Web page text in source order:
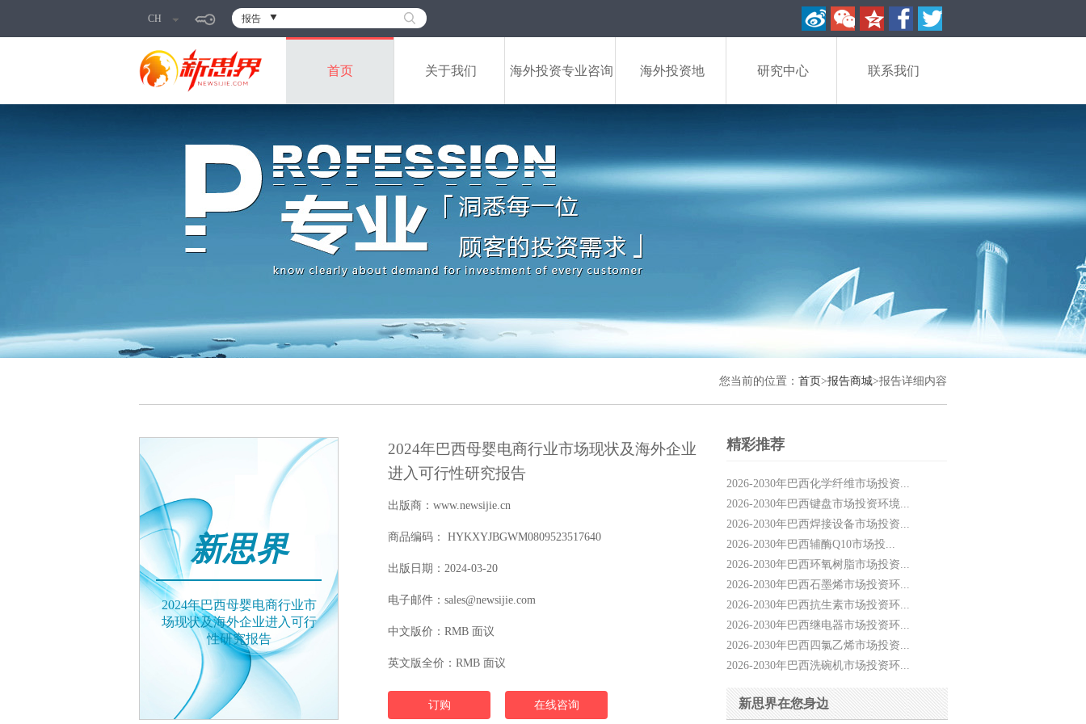
CH 报告
首页 关于我们 海外投资专业咨询 海外投资地 研究中心 联系我们
您当前的位置： 首页>报告商城>报告详细内容
新思界
2024年巴西母婴电商行业市
场现状及海外企业进入可行
性研究报告
2024年巴西母婴电商行业市场现状及海外企业
进入可行性研究报告
出版商：www.newsijie.cn
商品编码： HYKXYJBGWM0809523517640
出版日期：2024-03-20
电子邮件：sales@newsijie.com
中文版价：RMB 面议
英文版全价：RMB 面议
订购 在线咨询
精彩推荐
2026-2030年巴西化学纤维市场投资...
2026-2030年巴西键盘市场投资环境...
2026-2030年巴西焊接设备市场投资...
2026-2030年巴西辅酶Q10市场投...
2026-2030年巴西环氧树脂市场投资...
2026-2030年巴西石墨烯市场投资环...
2026-2030年巴西抗生素市场投资环...
2026-2030年巴西继电器市场投资环...
2026-2030年巴西四氯乙烯市场投资...
2026-2030年巴西洗碗机市场投资环...
新思界在您身边